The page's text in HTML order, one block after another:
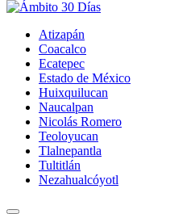
Atizapán
Coacalco
Ecatepec
Estado de México
Huixquilucan
Naucalpan
Nicolás Romero
Teoloyucan
Tlalnepantla
Tultitlán
Nezahualcóyotl